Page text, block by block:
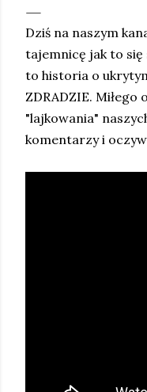
Dziś na naszym
tajemnicę jak to się
to historia o
ZDRADZIE. Miłego
"lajkowania"
komentarzy i